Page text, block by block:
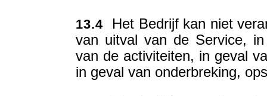
13.4 Het Bedrijf kan niet
van uitval van de Service,
van de activiteiten, in geval
in geval van onderbreking,